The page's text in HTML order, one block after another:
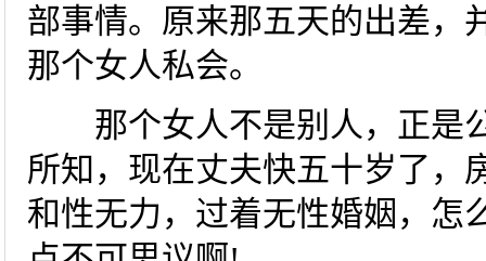
部事情。原来那五天的出差，
那个女人私会。
那个女人不是别人，正是
所知，现在丈夫快五十岁了，
和性无力，过着无性婚姻，怎